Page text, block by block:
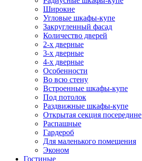
Широкие
Угловые шкафы-купе
Закругленный фасад
Количество дверей
2-х дверные
3-х дверные
4-х дверные
Особенности
Во всю стену
Встроенные шкафы-купе
Под потолок
Раздвижные шкафы-купе
Открытая секция посередине
Распашные
Гардероб
Для маленького помещения
Эконом
Гостиные